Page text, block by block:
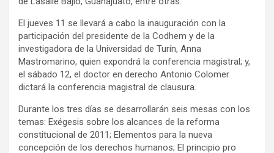
El jueves 11 se llevará a cabo la inauguración con la
participación del presidente de la Codhem y de la
investigadora de la Universidad de Turín, Anna
Mastromarino, quien expondrá la conferencia magistral; y,
el sábado 12, el doctor en derecho Antonio Colomer
dictará la conferencia magistral de clausura.
Durante los tres días se desarrollarán seis mesas con los
temas: Exégesis sobre los alcances de la reforma
constitucional de 2011; Elementos para la nueva
concepción de los derechos humanos; El principio pro